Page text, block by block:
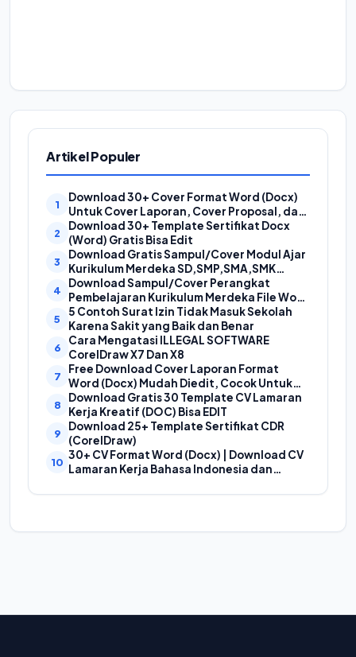
Artikel Populer
Download 30+ Cover Format Word (Docx)
Untuk Cover Laporan, Cover Proposal, dan
Cover Makalah
Download 30+ Template Sertifikat Docx
(Word) Gratis Bisa Edit
Download Gratis Sampul/Cover Modul Ajar
Kurikulum Merdeka SD,SMP,SMA,SMK
Format Doc (Ms Word)
Download Sampul/Cover Perangkat
Pembelajaran Kurikulum Merdeka File Word
(Doc) | Contoh Cover Kurikum Merdeka
5 Contoh Surat Izin Tidak Masuk Sekolah
Karena Sakit yang Baik dan Benar
Cara Mengatasi ILLEGAL SOFTWARE
CorelDraw X7 Dan X8
Free Download Cover Laporan Format
Word (Docx) Mudah Diedit, Cocok Untuk
Cover Laporan Kegiatan, Makalah Dan
Proposal
Download Gratis 30 Template CV Lamaran
Kerja Kreatif (DOC) Bisa EDIT
Download 25+ Template Sertifikat CDR
(CorelDraw)
30+ CV Format Word (Docx) | Download CV
Lamaran Kerja Bahasa Indonesia dan